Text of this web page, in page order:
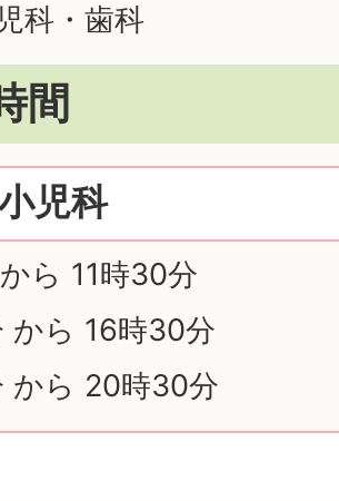
科・歯科
間
児科
ら 11時30分
から 16時30分
から 20時30分